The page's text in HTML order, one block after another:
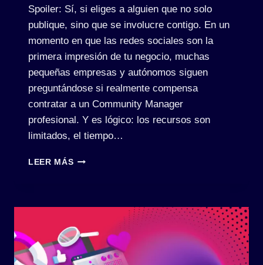
Spoiler: Sí, si eliges a alguien que no solo
publique, sino que se involucre contigo. En un
momento en que las redes sociales son la
primera impresión de tu negocio, muchas
pequeñas empresas y autónomos siguen
preguntándose si realmente compensa
contratar a un Community Manager
profesional. Y es lógico: los recursos son
limitados, el tiempo…
LEER MÁS¿VALE
UN
COMMUNITY
MANAGER
SI
SOY